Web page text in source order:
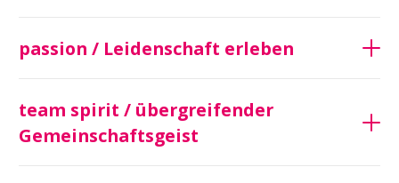
passion / Leidenschaft erleben
team spirit / übergreifender
Gemeinschaftsgeist